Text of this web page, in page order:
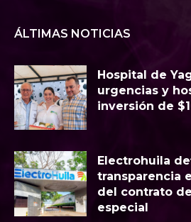
ÁLTIMAS NOTICIAS
Hospital de
urgencias y
inversión de
Electrohuila
transparencia
del contrato
especial